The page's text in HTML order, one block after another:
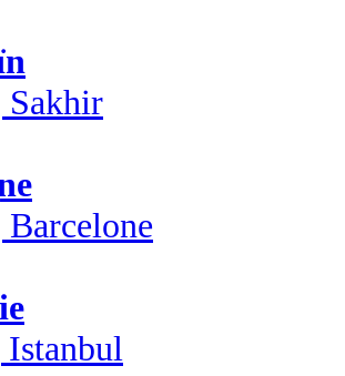
Sakhir
Barcelone
Istanbul